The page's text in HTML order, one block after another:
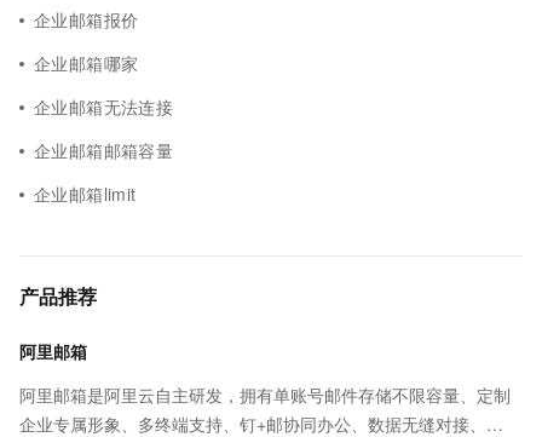
企业邮箱报价
企业邮箱哪家
企业邮箱无法连接
企业邮箱邮箱容量
企业邮箱limit
产品推荐
阿里邮箱
阿里邮箱是阿里云自主研发，拥有单账号邮件存储不限容量、定制
企业专属形象、多终端支持、钉+邮协同办公、数据无缝对接、